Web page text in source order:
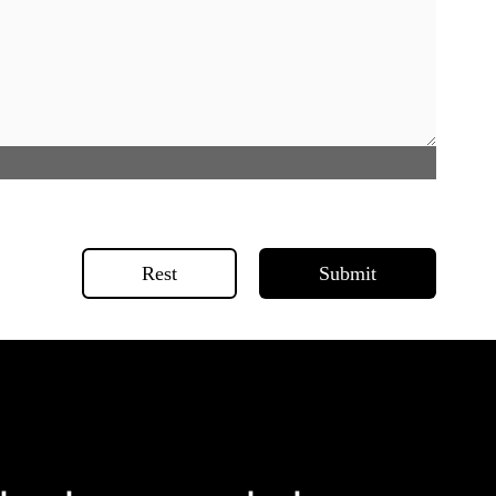
Rest Submit